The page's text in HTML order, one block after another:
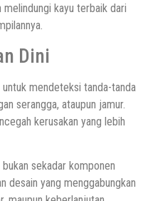
kayu terbaik dari
Dini
mendeteksi tanda-tanda
serangga, ataupun jamur.
kerusakan yang lebih
sekadar komponen
desain yang menggabungkan